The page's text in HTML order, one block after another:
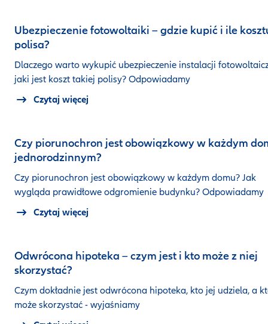
Ubezpieczenie fotowoltaiki – gdzie kupić i ile
polisa?
Dlaczego warto wykupić ubezpieczenie instalacji
jaki jest koszt takiej polisy? Odpowiadamy
Czytaj więcej
Czy piorunochron jest obowiązkowy w każdym
jednorodzinnym?
Czy piorunochron jest obowiązkowy w każdym domu? Jak
wygląda prawidłowe odgromienie budynku? Odpowiadamy
Czytaj więcej
Odwrócona hipoteka – czym jest i kto może z niej
skorzystać?
Czym dokładnie jest odwrócona hipoteka, kto jej udziela, a
może skorzystać - wyjaśniamy